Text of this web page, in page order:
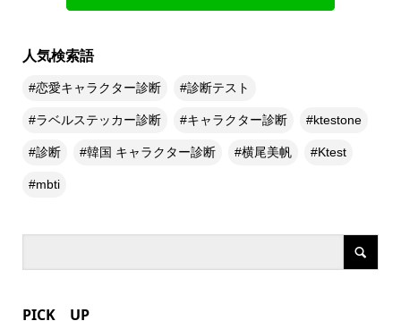
人気検索語
恋愛キャラクター診断 診断テスト
ラベルステッカー診断 キャラクター診断 ktestone
診断 韓国 キャラクター診断 横尾美帆 Ktest
mbti
PICK UP